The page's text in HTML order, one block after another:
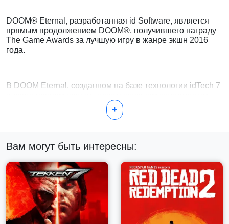
DOOM® Eternal, разработанная id Software, является
прямым продолжением DOOM®, получившего награду
The Game Awards за лучшую игру в жанре экшн 2016
года.
В DOOM Eternal, созданном на базе технологии idTech 7
написанным Миком Гордоном, вы управляете
неудержимым Палачом Рока, уничтожая новых и
+
Вам могут быть интересны: